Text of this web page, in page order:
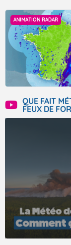
ANIMATION RADAR
QUE FAIT
FEUX DE